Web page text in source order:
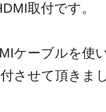
取付です。
ケーブルを使い
させて頂きま